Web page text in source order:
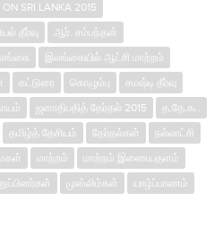
ON SRI LANKA 2015
தீர்வு
ஆர். சம்பந்தன்
இலங்கையில் ஆட்சி மாற்றம்
கட்டுரை கொழும்பு
சமஷ்டி தீர்வு
ஜனாதிபதித் தேர்தல் 2015
த.தே.கூ.
தமிழ்த் தேசியம் தேர்தல்கள்
நல்லாட்சி
மாற்றம்
மாற்றம் இணையதளம்
முஸ்லிம்கள்
யாழ்ப்பாணம்